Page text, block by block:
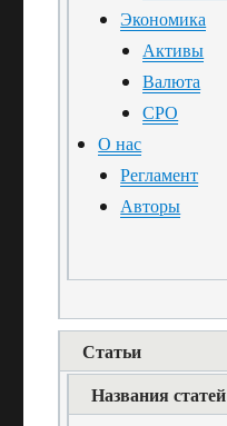
Экономика
Активы
Валюта
СРО
О нас
Регламент
Авторы
Статьи
Названия статей